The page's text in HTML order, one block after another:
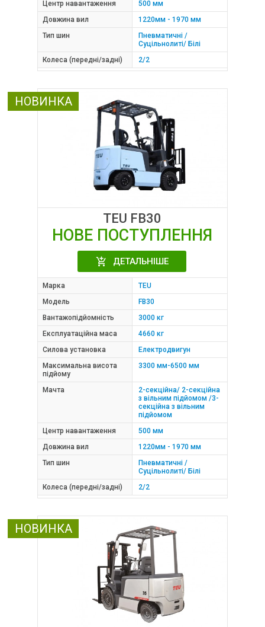
Центр навантаження
500 мм
Довжина вил
1220мм - 1970 мм
Тип шин
Пневматичні /
Суцільнолиті/ Білі
Колеса (передні/задні)
2/2
НОВИНКА
TEU FB30
НОВЕ ПОСТУПЛЕННЯ
ДЕТАЛЬНІШЕ
Марка
TEU
Модель
FB30
Вантажопідйомність
3000 кг
Експлуатаційна маса
4660 кг
Силова установка
Електродвигун
Максимальна висота
підйому
3300 мм-6500 мм
Мачта
2-секційна/ 2-секційна
з вільним підйомом /3-
секційна з вільним
підйомом
Центр навантаження
500 мм
Довжина вил
1220мм - 1970 мм
Тип шин
Пневматичні /
Суцільнолиті/ Білі
Колеса (передні/задні)
2/2
НОВИНКА